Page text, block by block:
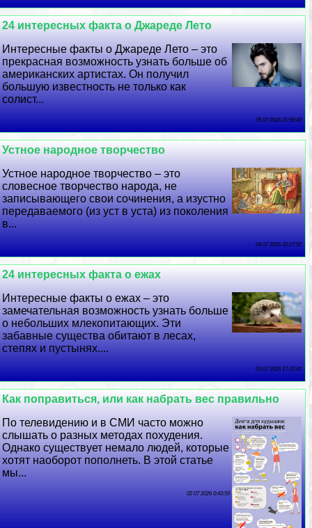
24 интересных факта о Джареде Лето
Интересные факты о Джареде Лето – это
прекрасная возможность узнать больше об
американских артистах. Он получил
большую известность не только как
солист...
05 07 2026 21:59:40
Устное народное творчество
Устное народное творчество – это
словесное творчество народа, не
записывающего свои сочинения, а изустно
передаваемого (из уст в уста) из поколения
в...
04 07 2026 22:27:52
24 интересных факта о ежах
Интересные факты о ежах – это
замечательная возможность узнать больше
о небольших млекопитающих. Эти
забавные существа обитают в лесах,
степях и пустынях....
03 07 2026 17:37:41
Как поправиться, или как набрать вес правильно
По телевидению и в СМИ часто можно
слышать о разных методах похудения.
Однако существует немало людей, которые
хотят наоборот пополнеть. В этой статье
мы...
02 07 2026 0:43:59